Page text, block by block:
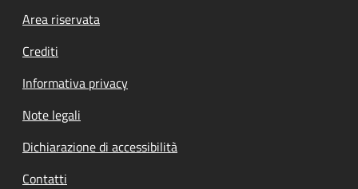
Footer menu
Area riservata
Crediti
Informativa privacy
Note legali
Dichiarazione di accessibilità
Contatti